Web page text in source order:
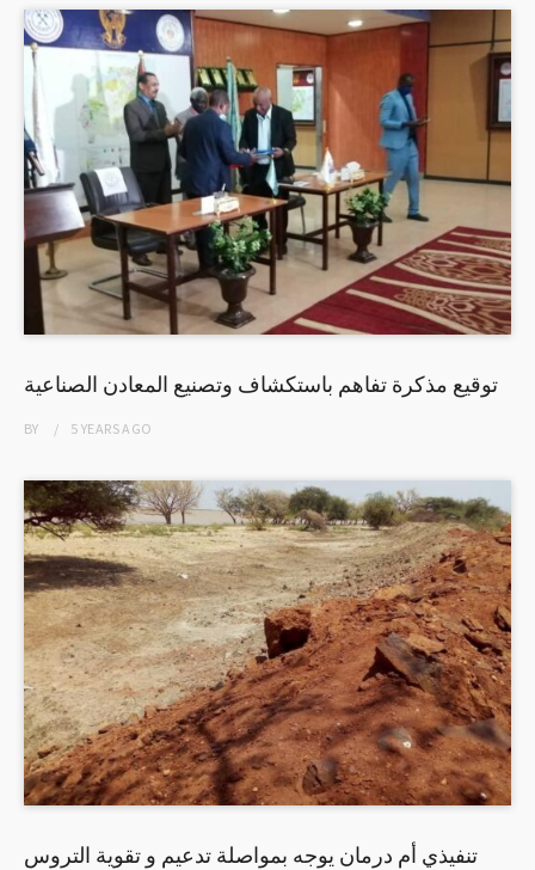
توقيع مذكرة تفاهم باستكشاف وتصنيع المعادن الصناعية
BY 5 YEARSAGO
تنفيذي أم درمان يوجه بمواصلة تدعيم و تقوية التروس